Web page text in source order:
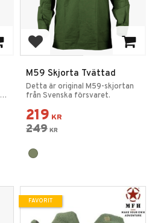
Lägg till i favoriter
M59 Skjorta Tvättad
Detta är original M59-skjortan
från Svenska försvaret.
219 KR
249 KR
FAVORIT